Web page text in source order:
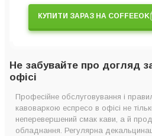
КУПИТИ ЗАРАЗ НА COFFEEOK
Не забувайте про догляд
офісі
Професійне обслуговування і
кавоваркою еспресо в офісі не
неперевершений смак кави, а й
обладнання. Регулярна